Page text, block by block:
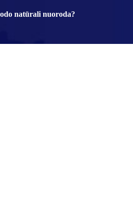
natūrali nuoroda?